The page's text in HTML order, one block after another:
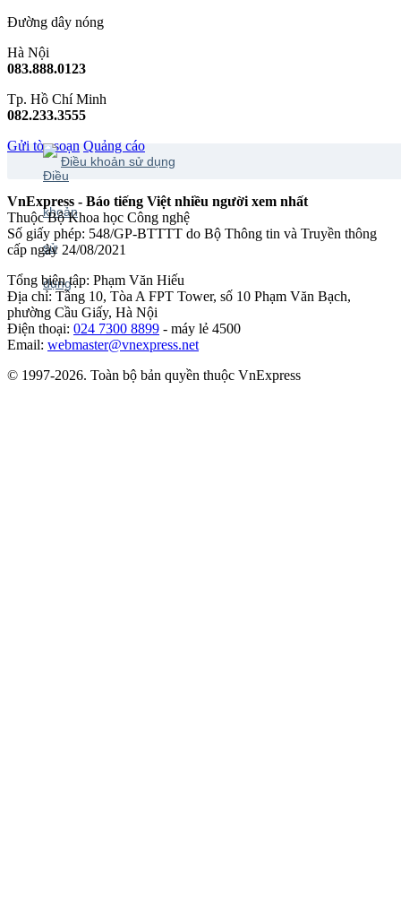
Đường dây nóng
Hà Nội
083.888.0123
Tp. Hồ Chí Minh
082.233.3555
Gửi tòa soạn Quảng cáo
Điều khoản sử dụng
VnExpress - Báo tiếng Việt nhiều người xem nhất
Thuộc Bộ Khoa học Công nghệ
Số giấy phép: 548/GP-BTTTT do Bộ Thông tin và Truyền thông
cấp ngày 24/08/2021
Tổng biên tập: Phạm Văn Hiếu
Địa chỉ: Tầng 10, Tòa A FPT Tower, số 10 Phạm Văn Bạch,
phường Cầu Giấy, Hà Nội
Điện thoại: 024 7300 8899 - máy lẻ 4500
Email: webmaster@vnexpress.net
© 1997-2026. Toàn bộ bản quyền thuộc VnExpress